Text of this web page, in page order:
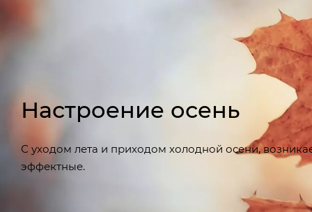
Настроение осень
С уходом лета и приходом холодной осени,
эффектные.